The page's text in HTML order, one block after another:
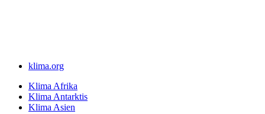
klima.org
Klima Afrika
Klima Antarktis
Klima Asien